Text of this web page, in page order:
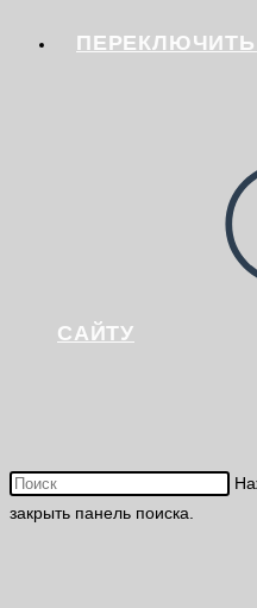
САЙТУ
закрыть панель поиска.